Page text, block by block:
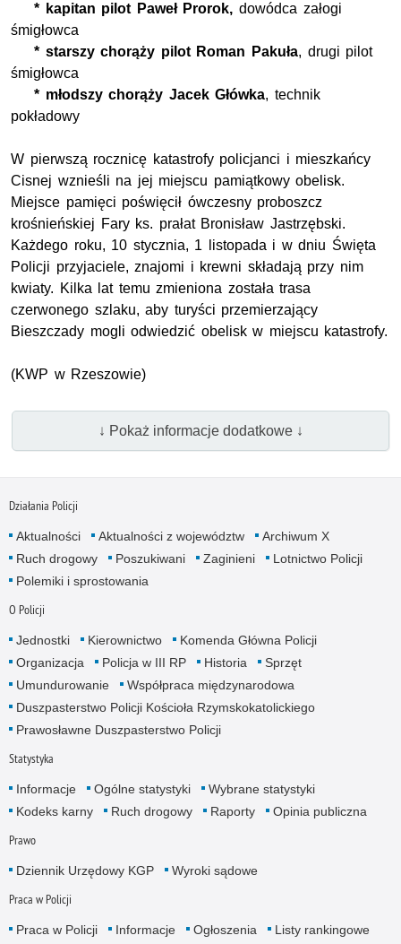
* kapitan pilot Paweł Prorok,dowódca załogi
śmigłowca
* starszy chorąży pilot Roman Pakuła, drugi pilot
śmigłowca
* młodszy chorąży Jacek Główka, technik
pokładowy
W pierwszą rocznicę katastrofy policjanci i mieszkańcy
Cisnej wznieśli na jej miejscu pamiątkowy obelisk.
Miejsce pamięci poświęcił ówczesny proboszcz
krośnieńskiej Fary ks. prałat Bronisław Jastrzębski.
Każdego roku, 10 stycznia, 1 listopada i w dniu Święta
Policji przyjaciele, znajomi i krewni składają przy nim
kwiaty. Kilka lat temu zmieniona została trasa
czerwonego szlaku, aby turyści przemierzający
Bieszczady mogli odwiedzić obelisk w miejscu katastrofy.
(KWP w Rzeszowie)
↓ Pokaż informacje dodatkowe ↓
Działania Policji
Aktualności Aktualności z województw
Archiwum X
Ruch drogowy
Poszukiwani Zaginieni
Lotnictwo Policji
Polemiki i sprostowania
O Policji
Jednostki Kierownictwo
Komenda Główna Policji
Organizacja
Policja w III RP Historia
Sprzęt
Umundurowanie
Współpraca międzynarodowa
Duszpasterstwo Policji Kościoła Rzymskokatolickiego
Prawosławne Duszpasterstwo Policji
Statystyka
Informacje Ogólne statystyki
Wybrane statystyki
Kodeks karny
Ruch drogowy Raporty Opinia publiczna
Prawo
Dziennik Urzędowy KGP Wyroki sądowe
Praca w Policji
Praca w Policji Informacje Ogłoszenia
Listy rankingowe